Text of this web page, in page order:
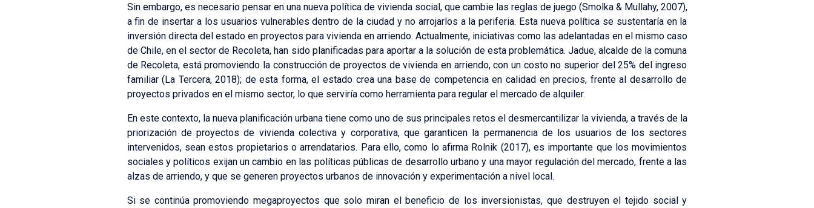
Sin embargo, es necesario pensar en una nueva política de vivienda social, que cambie las reglas de juego (Smolka & Mullahy, 2007),
a fin de insertar a los usuarios vulnerables dentro de la ciudad y no arrojarlos a la periferia. Esta nueva política se sustentaría en la
inversión directa del estado en proyectos para vivienda en arriendo. Actualmente, iniciativas como las adelantadas en el mismo caso
de Chile, en el sector de Recoleta, han sido planificadas para aportar a la solución de esta problemática. Jadue, alcalde de la comuna
de Recoleta, está promoviendo la construcción de proyectos de vivienda en arriendo, con un costo no superior del 25% del ingreso
familiar (La Tercera, 2018); de esta forma, el estado crea una base de competencia en calidad en precios, frente al desarrollo de
proyectos privados en el mismo sector, lo que serviría como herramienta para regular el mercado de alquiler.
En este contexto, la nueva planificación urbana tiene como uno de sus principales retos el desmercantilizar la vivienda, a través de la
priorización de proyectos de vivienda colectiva y corporativa, que garanticen la permanencia de los usuarios de los sectores
intervenidos, sean estos propietarios o arrendatarios. Para ello, como lo afirma Rolnik (2017), es importante que los movimientos
sociales y políticos exijan un cambio en las políticas públicas de desarrollo urbano y una mayor regulación del mercado, frente a las
alzas de arriendo, y que se generen proyectos urbanos de innovación y experimentación a nivel local.
Si se continúa promoviendo megaproyectos que solo miran el beneficio de los inversionistas, que destruyen el tejido social y